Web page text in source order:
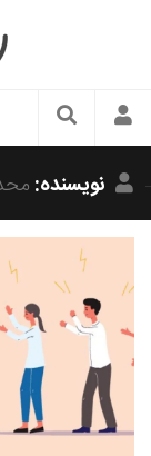
سبک زندگی
شیک
دکوراسیون و
غذا
آشپزی
نویسنده: